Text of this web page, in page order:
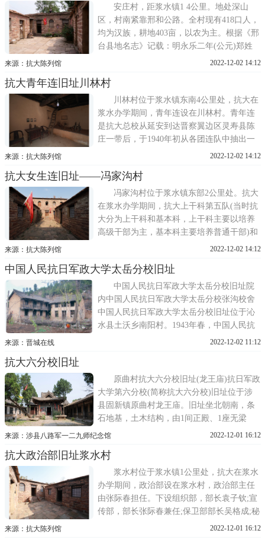
活泼八字方针，就是为抗大写的。校部旧址
位于华池县林镇乡东华池
安庄村，距浆水镇1 4公里。地处深山
区，村南紧靠邢和公路。全村现有418口人，
均为汉族，耕地403亩，以农为主。根据《邢
台县地名志》记载：明永乐二年(公元)郑姓
从山西省洪洞县奉诏迁来，到此安庄立业，
浆水办学期间，卫生处设在安庄村，下设医
政股、材料股、门诊部、抗大医院和各大队
卫生所(一大队上干科、
来源：抗大陈列馆 2022-12-02 14:12
抗大青年连旧址川林村
川林村位于浆水镇东南4公里处，抗大在
浆水办学期间，青年连设在川林村。青年连
是抗大总校从延安到达晋察翼边区灵寿县陈
庄一带后，于1940年初从各团连队中抽出一
批青年人组成的连队，学期两年。青年连主
参谋员。青年连连长郭茂芳，指导员谭天，
全连干部学员142人。1940年11月初青年连到
达浆水镇川林村。旧址共两
来源：抗大陈列馆 2022-12-02 14:12
抗大女生连旧址——冯家沟村
冯家沟村位于浆水镇东部2公里处。抗大
在浆水办学期间，抗大上干科第五队(当时抗
大分为上干科和基本科，上干科主要以培养
高级干部为主，基本科主要培养普通干部)和
抗大女生连驻防在冯家沟村。抗大上干科五
名教员，军事教员刘祖靖、政治教员霍丁、
文化教员林凤。抗大女生连连长程克、副指
导员郝治平(抗大
来源：抗大陈列馆 2022-12-02 14:12
中国人民抗日军政大学太岳分校旧址
中国人民抗日军政大学太岳分校旧址院
内中国人民抗日军政大学太岳分校张沟校舍
中国人民抗日军政大学太岳分校旧址位于沁
水县土沃乡南阳村。1943年春，中国人民抗
日军政大学太岳分校奉上级命令，从岳北转
岳军区粉碎了日军铁滚扫荡之后，历山大队
从下川地区转移到沁南
来源：晋城在线 2022-12-02 11:12
抗大六分校旧址
原曲村抗大六分校旧址(龙王庙)抗日军政
大学第六分校(简称抗大六分校)旧址位于涉
县固新镇原曲村龙王庙。旧址坐北朝南，条
石地基，土木结构，由1间正殿、1座无梁
殿、东西配殿和1台戏楼组成，占地面积1326
央的无梁殿为全木石结构，外顶屋脊24条，
四面开设12扇窗，结构独特，做工精湛。内
顶为独特的十字歇山顶
来源：涉县八路军一二九师纪念馆 2022-12-01 16:12
抗大政治部旧址浆水村
浆水村位于浆水镇1公里处，抗大在浆水
办学期间，政治部设在浆水村，政治部主任
由张际春担任。下设组织部，部长袁子钦;宣
传部，部长张际春兼任;保卫部部长吴格成;秘
书科;总务科;民运工作组，组长刘光军。在组
来源：抗大陈列馆 2022-12-01 16:12